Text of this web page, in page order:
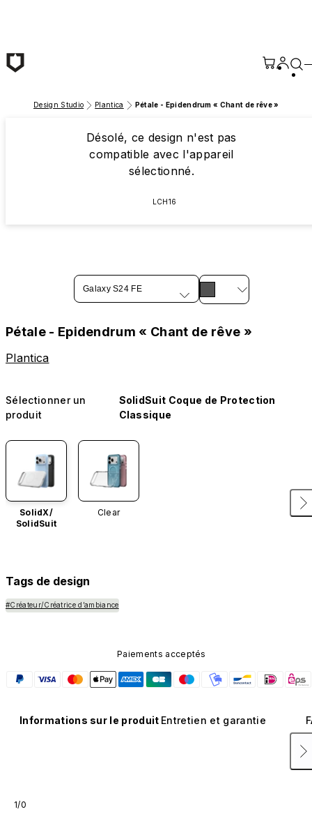
Design Studio Plantica Pétale - Epidendrum « Chant de rêve »
Désolé, ce design n'est pas
compatible avec l'appareil
sélectionné.
LCH16
Galaxy S24 FE
Pétale - Epidendrum « Chant de rêve »
Plantica
Sélectionner un
produit
SolidSuit Coque de Protection
Classique
SolidX/
SolidSuit
Clear
Tags de design
#Créateur/Créatrice d’ambiance
Paiements acceptés
Informations sur le produit Entretien et garantie
1/0